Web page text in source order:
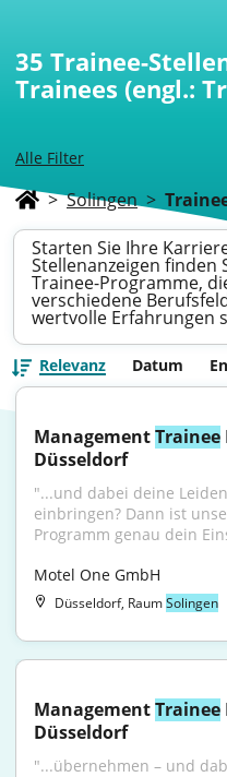
Alle Filter
35 Trainee-
Trainees (engl.:
> Solingen >
Starten Sie Ihre
Stellenanzeigen finden
Trainee-Programme,
verschiedene
wertvolle Erfahrungen
Relevanz Datum
Management Trainee
Düsseldorf
"...und dabei deine
einbringen? Dann ist
Programm genau dein
Motel One GmbH
Düsseldorf, RaumSolingen
Management Trainee
Düsseldorf
"...übernehmen – und